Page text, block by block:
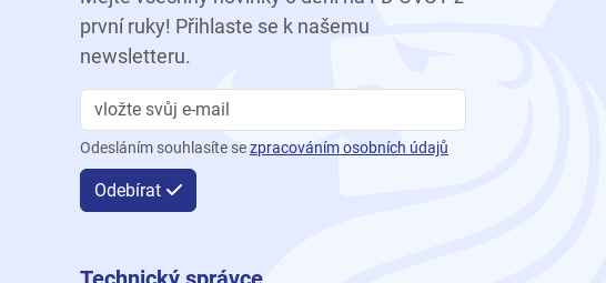
první ruky! Přihlaste se k našemu
newsletteru.
Odesláním souhlasíte sezpracováním osobních údajů
Odebírat